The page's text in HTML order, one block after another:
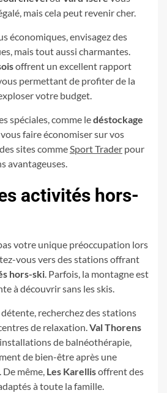
mais cela peut revenir cher.
économiques, envisagez des
mais tout aussi charmantes.
offrent un excellent rapport
permettant de profiter de la
votre budget.
spéciales, comme ledéstockage
faire économiser sur vos
sites commeSport Trader pour
avantageuses.
activités hors-
votre unique préoccupation lors
vous vers des stations offrant
hors-ski. Parfois, la montagne est
à découvrir sans les skis.
recherchez des stations
de relaxation.Val Thorens
de balnéothérapie,
de bien-être après une
De même, Les Karellisoffrent des
à toute la famille.